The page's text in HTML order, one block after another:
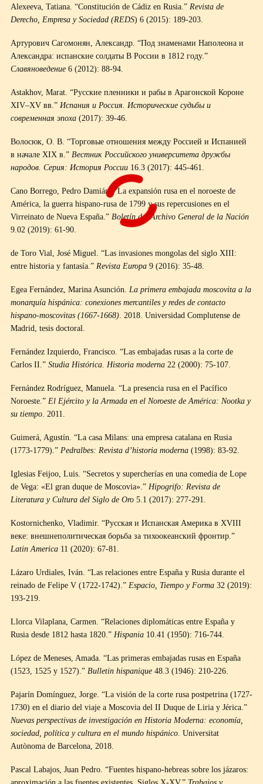
Alexeeva, Tatiana. “Constitución de Cádiz en Rusia.” Revista de
Derecho, Empresa y Sociedad (REDS) 6 (2015): 189-203.
Артурович Сагомонян, Александр. “Под знаменами Наполеона и
Александра: испанские солдаты В России в 1812 году.”
Славяноведение 6 (2012): 88-94.
Astakhov, Marat. “Русские пленники и рабы в Арагонской Короне
XIV–XV вв.” Испания и Россия. Исторические судьбы и
современная эпоха (2017): 39-46.
Волосюк, О. В. “Торговые отношения между Россией и Испанией
в начале XIX в.” Вестник Российского университета дружбы
народов. Серия: История России 16.3 (2017): 445-461.
Cano Borrego, Pedro Damián. “La expansión rusa en el noroeste de
América, la guerra hispano-rusa de 1799 y sus repercusiones en el
Virreinato de Nueva España.” Boletín del Archivo General de la Nación
9.02 (2019): 61-90.
de Toro Vial, José Miguel. “Las invasiones mongolas del siglo XIII:
entre historia y fantasía.” Revista Europa 9 (2016): 35-48.
Egea Fernández, Marina Asunción. La primera embajada moscovita a la
monarquía hispánica: conexiones mercantiles y redes de contacto
hispano-moscovitas (1667-1668). 2018. Universidad Complutense de
Madrid, tesis doctoral.
Fernández Izquierdo, Francisco. “Las embajadas rusas a la corte de
Carlos II.” Studia Histórica. Historia moderna 22 (2000): 75-107.
Fernández Rodríguez, Manuela. “La presencia rusa en el Pacífico
Noroeste.” El Ejército y la Armada en el Noroeste de América: Nootka y
su tiempo. 2011.
Guimerá, Agustín. “La casa Milans: una empresa catalana en Rusia
(1773-1779).” Pedralbes: Revista d’historia moderna (1998): 83-92.
Iglesias Feijoo, Luis. “Secretos y supercherías en una comedia de Lope
de Vega: «El gran duque de Moscovia».” Hipogrifo: Revista de
Literatura y Cultura del Siglo de Oro 5.1 (2017): 277-291.
Kostornichenko, Vladimir. “Русская и Испанская Америка в XVIII
веке: внешнеполитическая борьба за тихоокеанский фронтир.”
Latin America 11 (2020): 67-81.
Lázaro Urdiales, Iván. “Las relaciones entre España y Rusia durante el
reinado de Felipe V (1722-1742).” Espacio, Tiempo y Forma 32 (2019):
193-219.
Llorca Vilaplana, Carmen. “Relaciones diplomáticas entre España y
Rusia desde 1812 hasta 1820.” Hispania 10.41 (1950): 716-744.
López de Meneses, Amada. “Las primeras embajadas rusas en España
(1523, 1525 y 1527).” Bulletin hispanique 48.3 (1946): 210-226.
Pajarín Domínguez, Jorge. “La visión de la corte rusa postpetrina (1727-
1730) en el diario del viaje a Moscovia del II Duque de Liria y Jérica.”
Nuevas perspectivas de investigación en Historia Moderna: economía,
sociedad, política y cultura en el mundo hispánico. Universitat
Autònoma de Barcelona, 2018.
Pascal Labajos, Juan Pedro. “Fuentes hispano-hebreas sobre los jázaros: